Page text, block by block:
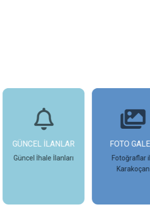
GÜNCEL İLANLAR
Güncel İhale İlanları
FOTO
Fotoğraflar ile
Karakoçan